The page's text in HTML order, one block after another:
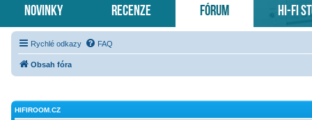
NOVINKY RECENZE FÓRUM HI-FI
Rychlé odkazy FAQ
Obsah fóra
HIFIROOM.CZ